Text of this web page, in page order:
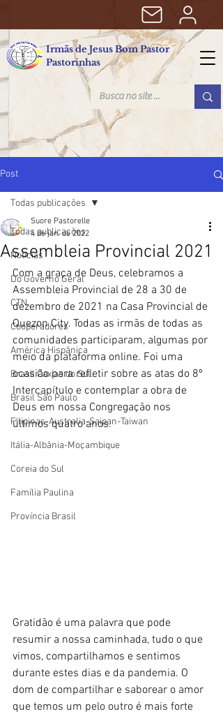
Irmãs de Jesus Bom Pastor
Pastorinhas
Post
Todas publicações
Notícias
Do Governo Geral
CTN
Cooperadores
América Hispânica
Brasil Caxias do Sul
Brasil São Paulo
Filipinas-Australia-Saipan-Taiwan
Itália-Albânia-Moçambique
Coreia do Sul
Família Paulina
Província Brasil
Todas publicações
Assembleia Provincial 2021
Suore Pastorelle
4 de jan. de 2022
Com a graça de Deus, celebramos a
Assembleia Provincial de 28 a 30 de
dezembro de 2021 na Casa Provincial de
Quezon City. Todas as irmãs de todas as
comunidades participaram, algumas por
meio da plataforma online. Foi uma
ocasião para refletir sobre as atas do 8º
Intercapítulo e contemplar a obra de
Deus em nossa Congregação nos
últimos quatro anos.
Gratidão é uma palavra que pode
resumir a nossa caminhada, tudo o que
vimos, compartilhamos e sentimos
durante estes dias e da pandemia. O
dom de compartilhar e saborear o amor
que temos um pelo outro é mais forte